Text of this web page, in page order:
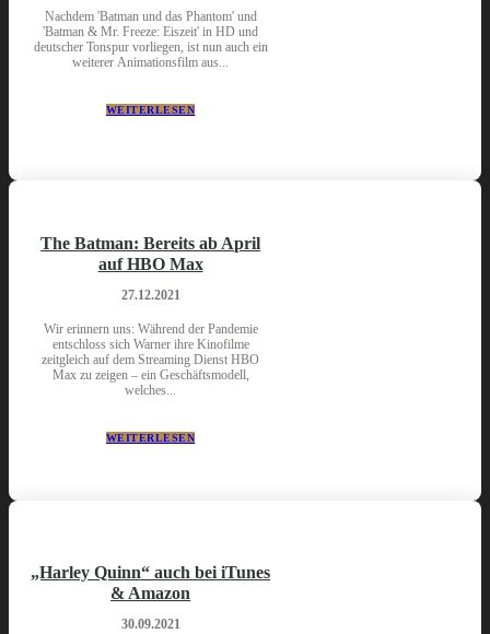
Nachdem 'Batman und das Phantom' und
'Batman & Mr. Freeze: Eiszeit' in HD und
deutscher Tonspur vorliegen, ist nun auch ein
weiterer Animationsfilm aus...
WEITERLESEN
The Batman: Bereits ab April
auf HBO Max
27.12.2021
Wir erinnern uns: Während der Pandemie
entschloss sich Warner ihre Kinofilme
zeitgleich auf dem Streaming Dienst HBO
Max zu zeigen – ein Geschäftsmodell,
welches...
WEITERLESEN
„Harley Quinn“ auch bei iTunes
& Amazon
30.09.2021